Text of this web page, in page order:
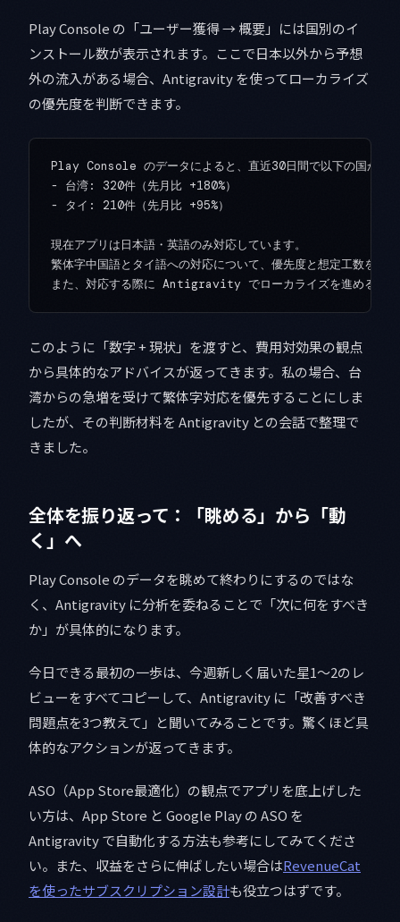
Play Console の「ユーザー獲得 → 概要」には国別のイ
ンストール数が表示されます。ここで日本以外から予想
外の流入がある場合、Antigravity を使ってローカライズ
の優先度を判断できます。
Play Console のデータによると、直近30日間で以下の国から
- 台湾: 320件（先月比 +180%）
- タイ: 210件（先月比 +95%）
現在アプリは日本語・英語のみ対応しています。
繁体字中国語とタイ語への対応について、優先度と想定工数を教
このように「数字 + 現状」を渡すと、費用対効果の観点
から具体的なアドバイスが返ってきます。私の場合、台
湾からの急増を受けて繁体字対応を優先することにしま
したが、その判断材料を Antigravity との会話で整理で
きました。
全体を振り返って：「眺める」から「動
く」へ
Play Console のデータを眺めて終わりにするのではな
く、Antigravity に分析を委ねることで「次に何をすべき
か」が具体的になります。
今日できる最初の一歩は、今週新しく届いた星1〜2のレ
ビューをすべてコピーして、Antigravity に「改善すべき
問題点を3つ教えて」と聞いてみることです。驚くほど具
体的なアクションが返ってきます。
ASO（App Store最適化）の観点でアプリを底上げした
い方は、App Store と Google Play の ASO を
Antigravity で自動化する方法も参考にしてみてくださ
い。また、収益をさらに伸ばしたい場合はRevenueCat
を使ったサブスクリプション設計も役立つはずです。